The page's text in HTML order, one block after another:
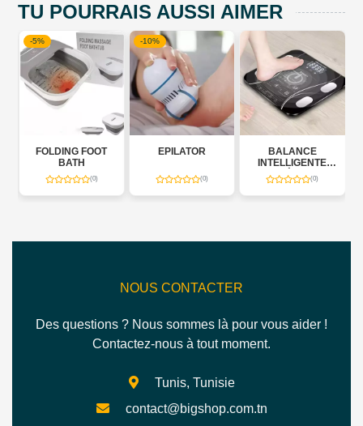
TU POURRAIS AUSSI AIMER
-10%
EPILATOR
BALANCE
NUMÉRIQUE
APPAREIL DE
DERMAPLANING
POUR VISAGE
NOUS CONTACTER
Des questions ? Nous sommes là pour vous aider !
Contactez-nous à tout moment.
Tunis, Tunisie
contact@bigshop.com.tn